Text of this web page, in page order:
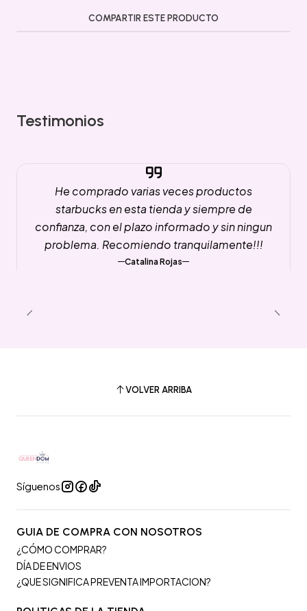
COMPARTIR ESTE PRODUCTO
Testimonios
He comprado varias veces productos
starbucks en esta tienda y siempre de
confianza, con el plazo informado y sin ningun
problema. Recomiendo tranquilamente!!!
Catalina Rojas
VOLVER ARRIBA
Síguenos
GUIA DE COMPRA CON NOSOTROS
¿CÓMO COMPRAR?
DÍA DE ENVIOS
¿QUE SIGNIFICA PREVENTA IMPORTACION?